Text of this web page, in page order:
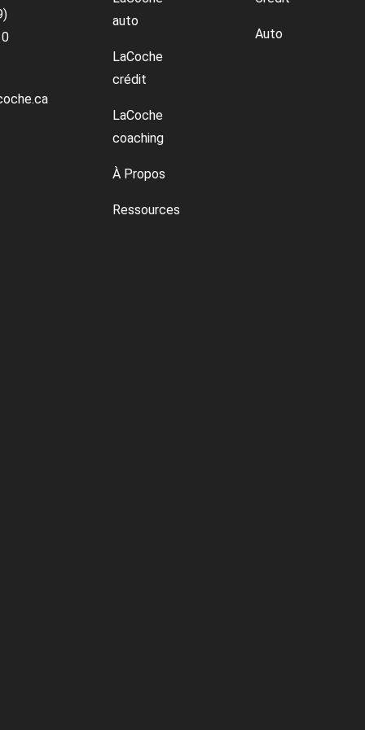
auto
LaCoche
crédit
LaCoche
coaching
À Propos
Ressources
Auto